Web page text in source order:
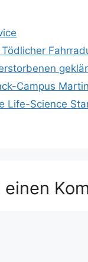
Campus
Life-Science